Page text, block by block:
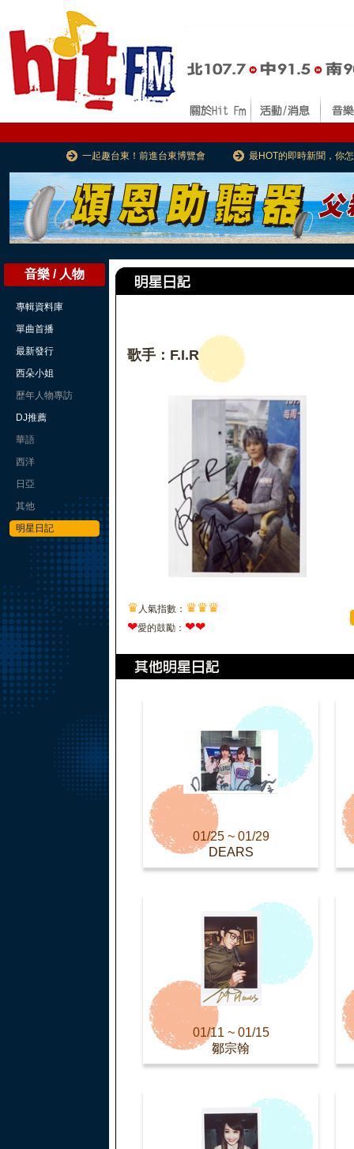
一起趣台東！前進台東博覽會 最HOT的即時新聞，你
音樂 / 人物
專輯資料庫
單曲首播
最新發行
西朵小姐
歷年人物專訪
DJ推薦
華語
西洋
日亞
其他
明星日記
歌手：F.I.R
♛ 人氣指數： ♛♛♛
❤愛的鼓勵： ❤❤
01/25 ~ 01/29
DEARS
01/11 ~ 01/15
鄒宗翰